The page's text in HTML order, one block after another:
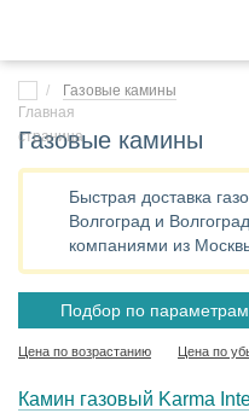
Газовые камины
Газовые камины
Быстрая доставка
Волгоград и
компаниями из
Подбор по параметрам
Цена по возрастанию Цена по
Камин газовый Karma